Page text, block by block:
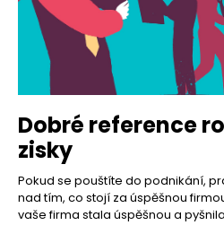
Dobré reference
zisky
Pokud se pouštíte do podnikání,
nad tím, co stojí za úspěšnou
vaše firma stala úspěšnou a